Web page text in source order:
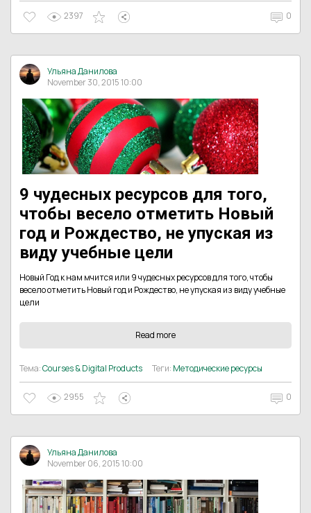
2397 0
Ульяна Данилова
November 30, 2015 10:00
9 чудесных ресурсов для того,
чтобы весело отметить Новый
год и Рождество, не упуская из
виду учебные цели
Новый Год к нам мчится или 9 чудесных ресурсов для того, чтобы
весело отметить Новый год и Рождество, не упуская из виду учебные
цели
Read more
Тема:Courses & Digital Products Теги: Методические ресурсы
2955 0
Ульяна Данилова
November 06, 2015 10:00